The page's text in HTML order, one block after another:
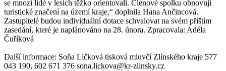
se mnozí lidé v lesích těžko orientovali. Členové spolku obnovují
turistické značení na území kraje,“ doplnila Hana Ančincová.
Zastupitelé budou individuální dotace schvalovat na svém příštím
zasedání, které je naplánováno na 28. února. Zpracovala: Adéla
Čuříková
Další informace: Soňa Ličková tisková mluvčí Zlínského kraje 577
043 190, 602 671 376 sona.lickova@kr-zlinsky.cz